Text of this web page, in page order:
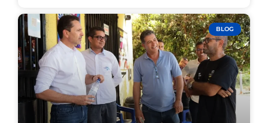
BLOG